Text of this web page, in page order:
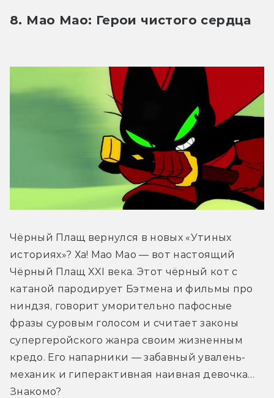
8. Мао Мао: Герои чистого сердца
Чёрный Плащ вернулся в новых «Утиных
историях»? Ха! Мао Мао — вот настоящий
Чёрный Плащ XXI века. Этот чёрный кот с
катаной пародирует Бэтмена и фильмы про
ниндзя, говорит уморительно пафосные
фразы суровым голосом и считает законы
супергеройского жанра своим жизненным
кредо. Его напарники — забавный увалень-
механик и гиперактивная наивная девочка…
Знакомо?